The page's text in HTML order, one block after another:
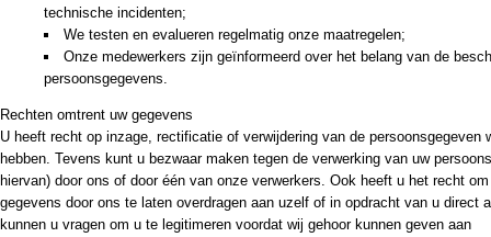
technische incidenten;
We testen en evalueren regelmatig onze maatregelen;
Onze medewerkers zijn geïnformeerd over het belang van de
persoonsgegevens.
Rechten omtrent uw gegevens
U heeft recht op inzage, rectificatie of verwijdering van de persoonsgegeven
hebben. Tevens kunt u bezwaar maken tegen de verwerking van uw
hiervan) door ons of door één van onze verwerkers. Ook heeft u het recht
gegevens door ons te laten overdragen aan uzelf of in opdracht van u direct
kunnen u vragen om u te legitimeren voordat wij gehoor kunnen geven aan